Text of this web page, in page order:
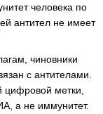
человека по
антител не имеет
чиновники
с антителами.
цифровой метки,
а не иммунитет.